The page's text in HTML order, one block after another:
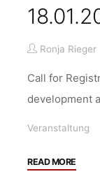
the
of
Ronja Rieger
Call for
development
Veranstaltung
READ MORE